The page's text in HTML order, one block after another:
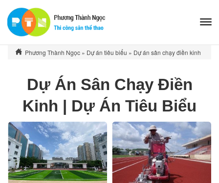
Phương Thành Ngọc » Dự án tiêu biểu » Dự án sân chạy điền kinh
Dự Án Sân Chạy Điền
Kinh | Dự Án Tiêu Biểu